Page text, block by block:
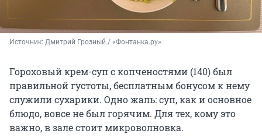
Источник: Дмитрий Грозный / «Фонтанка.ру»
Гороховый крем-суп с копченостями (140) был
правильной густоты, бесплатным бонусом к нему
служили сухарики. Одно жаль: суп, как и основное
блюдо, вовсе не был горячим. Для тех, кому это
важно, в зале стоит микроволновка.